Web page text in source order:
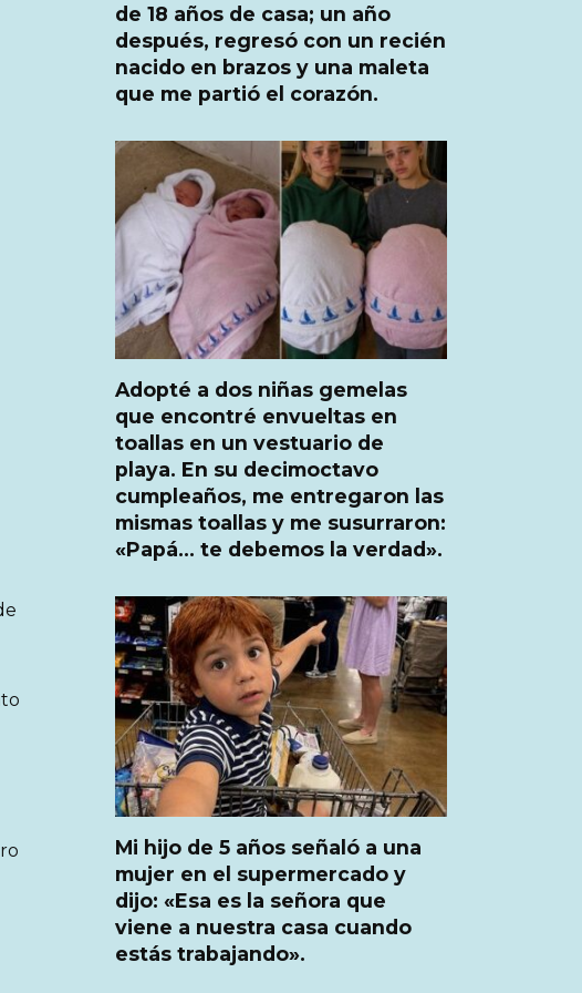
de 18 años de casa; un año
después, regresó con un recién
nacido en brazos y una maleta
que me partió el corazón.
Adopté a dos niñas gemelas
que encontré envueltas en
toallas en un vestuario de
playa. En su decimoctavo
cumpleaños, me entregaron las
mismas toallas y me susurraron:
«Papá… te debemos la verdad».
Mi hijo de 5 años señaló a una
mujer en el supermercado y
dijo: «Esa es la señora que
viene a nuestra casa cuando
estás trabajando».